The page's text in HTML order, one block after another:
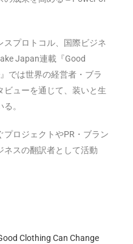
スプロトコル、国際ビジネ
Japan連載『Good
では世界の経営者・ブラ
ビューを通じて、装いと生
。
プロジェクトやPR・ブラン
ネスの翻訳者として活動
Clothing Can Change